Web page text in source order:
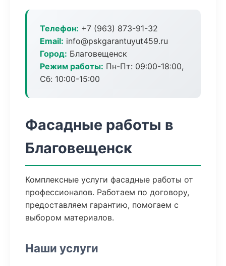
Телефон: +7 (963) 873-91-32
Email: info@pskgarantuyut459.ru
Город: Благовещенск
Режим работы: Пн-Пт: 09:00-18:00,
Сб: 10:00-15:00
Фасадные работы в
Благовещенск
Комплексные услуги фасадные работы от
профессионалов. Работаем по договору,
предоставляем гарантию, помогаем с
выбором материалов.
Наши услуги